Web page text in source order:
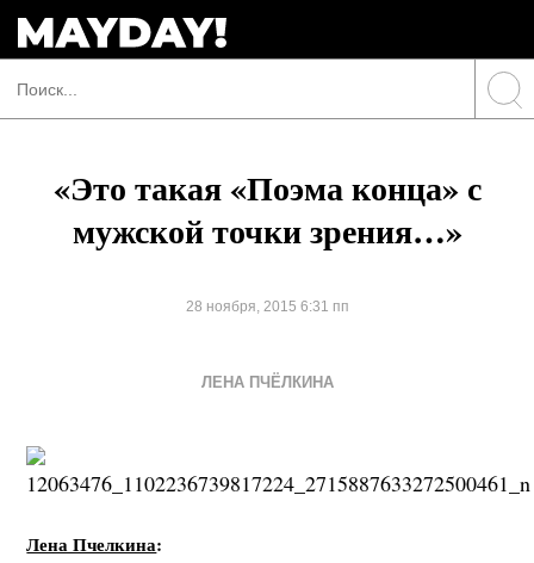
«Это такая «Поэма конца» с
мужской точки зрения…»
28 ноября, 2015 6:31 пп
ЛЕНА ПЧЁЛКИНА
Лена Пчелкина: